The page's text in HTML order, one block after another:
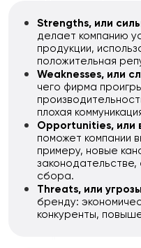
Strengths, или
делает компанию
продукции,
положительная
Weaknesses, или
чего фирма
плохая
Opportunities, или
поможет компании
примеру, новые
сбора.
Threats, или угрозы
бренду:
конкуренты,